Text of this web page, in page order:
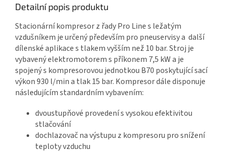
Detailní popis produktu
Stacionární kompresor z řady Pro Line s ležatým
vzdušníkem je určený především pro pneuservisy a další
dílenské aplikace s tlakem vyšším než 10 bar. Stroj je
vybavený elektromotorem s příkonem 7,5 kW a je
spojený s kompresorovou jednotkou B70 poskytující sací
výkon 930 l/min a tlak 15 bar. Kompresor dále disponuje
následujícím standardním vybavením:
dvoustupňové provedení s vysokou efektivitou
stlačování
dochlazovač na výstupu z kompresoru pro snížení
teploty vzduchu